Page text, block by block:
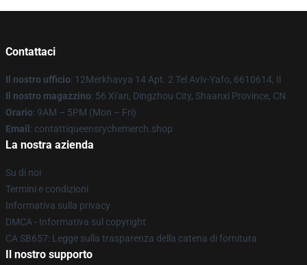
Contattaci
Il nostro ufficio: 12Merkhavya 14 Apt. 2 Tel Aviv-Yafo, 6610614, Il
Il nostro magazzino: 56 Xi'an, Dingzhou City, Shaanxi Province, CN
Orario: 9AM – 5PM (Mon – Fri)
Email : contattiqueensrychemerch.shop
La nostra azienda
Su di noi
Termini e condizioni
Informativa sulla privacy
DMCA - Informativa sul copyright
CA SB657: Legge sulla trasparenza della catena di fornitura
Il nostro supporto